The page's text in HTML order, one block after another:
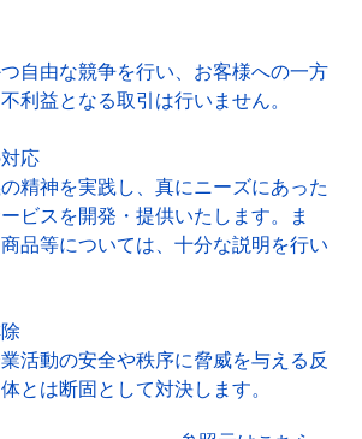
自由な競争を行い、お客様への一方
利益となる取引は行いません。
応
精神を実践し、真にニーズにあった
ビスを開発・提供いたします。ま
品等については、十分な説明を行い
活動の安全や秩序に脅威を与える反
とは断固として対決します。